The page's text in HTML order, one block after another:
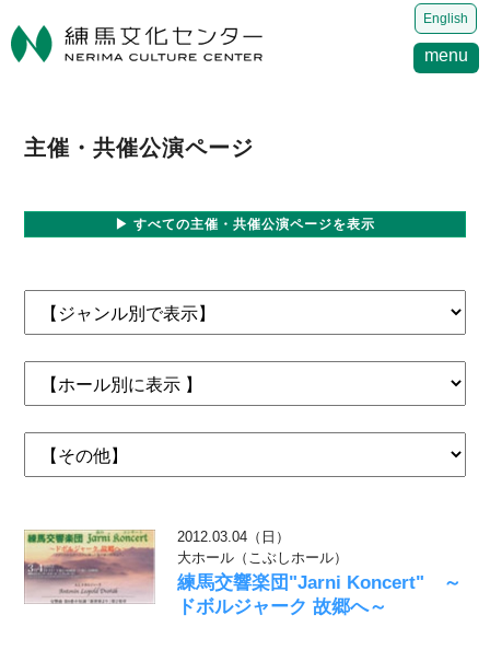
English
menu
主催・共催公演ページ
▶ すべての主催・共催公演ページを表示
2012.03.04（日）
大ホール（こぶしホール）
練馬交響楽団"Jarni Koncert" ～
ドボルジャーク 故郷へ～